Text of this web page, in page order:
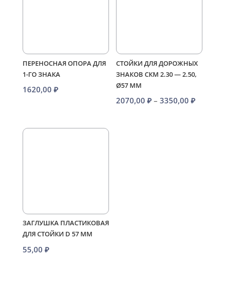
ПЕРЕНОСНАЯ ОПОРА ДЛЯ
1-ГО ЗНАКА
1620,00 ₽
СТОЙКИ ДЛЯ ДОРОЖНЫХ
ЗНАКОВ СКМ 2.30 — 2.50,
Ø57 ММ
2070,00₽ – 3350,00₽
ЗАГЛУШКА ПЛАСТИКОВАЯ
ДЛЯ СТОЙКИ D 57 ММ
55,00 ₽